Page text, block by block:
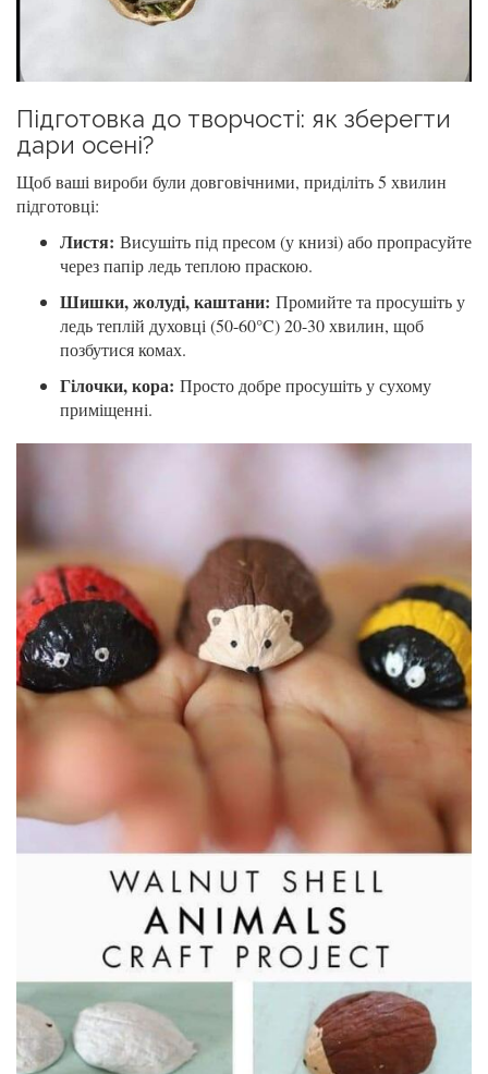
Підготовка до творчості: як зберегти
дари осені?
Щоб ваші вироби були довговічними, приділіть 5 хвилин
підготовці:
Листя: Висушіть під пресом (у книзі) або пропрасуйте
через папір ледь теплою праскою.
Шишки, жолуді, каштани: Промийте та просушіть у
ледь теплій духовці (50-60°C) 20-30 хвилин, щоб
позбутися комах.
Гілочки, кора: Просто добре просушіть у сухому
приміщенні.